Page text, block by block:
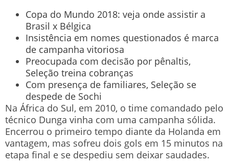
Copa do Mundo 2018: veja onde assistir a
Brasil x Bélgica
Insistência em nomes questionados é marca
de campanha vitoriosa
Preocupada com decisão por pênaltis,
Seleção treina cobranças
Com presença de familiares, Seleção se
despede de Sochi
Na África do Sul, em 2010, o time comandado pelo
técnico Dunga vinha com uma campanha sólida.
Encerrou o primeiro tempo diante da Holanda em
vantagem, mas sofreu dois gols em 15 minutos na
etapa final e se despediu sem deixar saudades.